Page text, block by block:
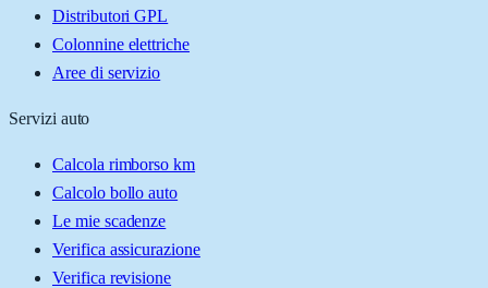
Distributori GPL
Colonnine elettriche
Aree di servizio
Servizi auto
Calcola rimborso km
Calcolo bollo auto
Le mie scadenze
Verifica assicurazione
Verifica revisione